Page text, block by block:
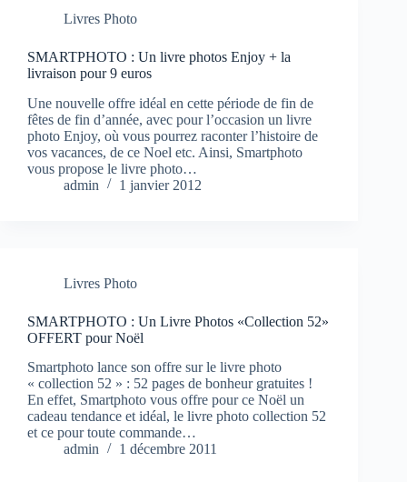
Livres Photo
SMARTPHOTO : Un livre photos Enjoy + la
livraison pour 9 euros
Une nouvelle offre idéal en cette période de fin de
fêtes de fin d’année, avec pour l’occasion un livre
photo Enjoy, où vous pourrez raconter l’histoire de
vos vacances, de ce Noel etc. Ainsi, Smartphoto
vous propose le livre photo…
admin
1 janvier 2012
Livres Photo
SMARTPHOTO : Un Livre Photos «Collection 52»
OFFERT pour Noël
Smartphoto lance son offre sur le livre photo
« collection 52 » : 52 pages de bonheur gratuites !
En effet, Smartphoto vous offre pour ce Noël un
cadeau tendance et idéal, le livre photo collection 52
et ce pour toute commande…
admin
1 décembre 2011